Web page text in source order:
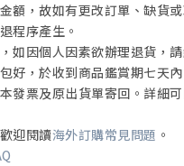
額，故如有更改訂單、缺貨
程序產生。
如因個人因素欲辦理退貨，
好，於收到商品鑑賞期七天
發票及原出貨單寄回。詳細
迎閱讀海外訂購常見問題 。